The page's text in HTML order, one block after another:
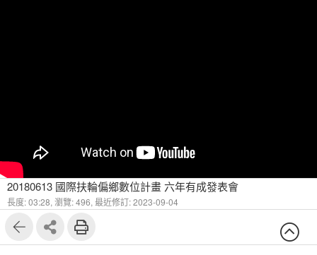
20180613 國際扶輪偏鄉數位計畫 六年有成發表會
長度: 03:28, 瀏覽: 496, 最近修訂: 2023-09-04